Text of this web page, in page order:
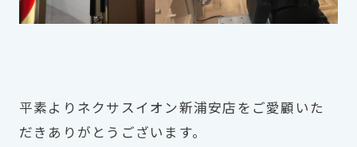
平素よりネクサスイオン新浦安店をご愛顧いた
だきありがとうございます。